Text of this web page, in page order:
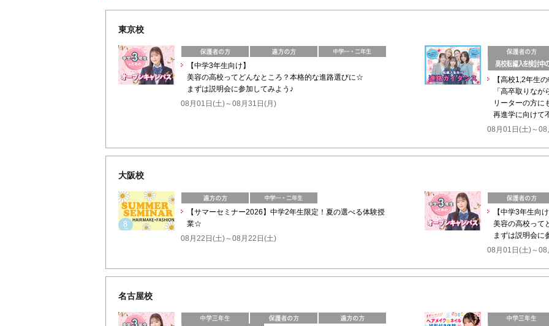
東京校
【中学3年生向け】
美容の高校ってどんなところ？本格的な進路選びに☆
まずは説明会に参加してみよう♪
08月01日(土)～08月31日(月)
【高校1,2年生
「高卒取りな
リーターの方
再進学に向けて
08月01日(土)～08
大阪校
【サマーセミナー2026】中学2年生限定！夏の選べる体験授
業☆
08月22日(土)～08月22日(土)
【中学3年生向
美容の高校って
まずは説明会に
08月01日(土)～08
名古屋校